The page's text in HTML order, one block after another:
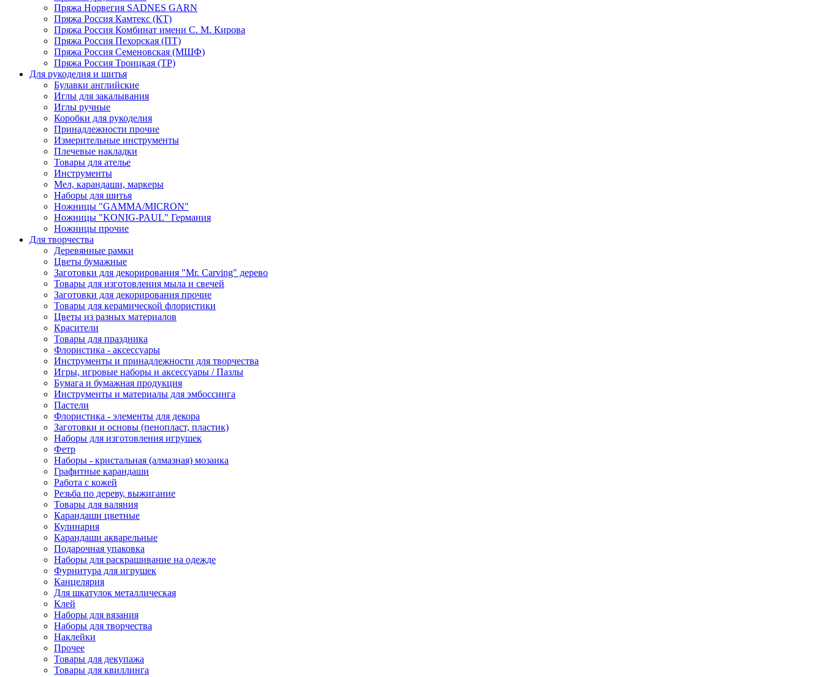
Пряжа Норвегия SADNES GARN
Пряжа Россия Камтекс (КТ)
Пряжа Россия Комбинат имени С. М. Кирова
Пряжа Россия Пехорская (ПТ)
Пряжа Россия Семеновская (МШФ)
Пряжа Россия Троицкая (ТР)
Для рукоделия и шитья
Булавки английские
Иглы для закалывания
Иглы ручные
Коробки для рукоделия
Принадлежности прочие
Измерительные инструменты
Плечевые накладки
Товары для ателье
Инструменты
Мел, карандаши, маркеры
Наборы для шитья
Ножницы "GAMMA/MICRON"
Ножницы "KONIG-PAUL" Германия
Ножницы прочие
Для творчества
Деревянные рамки
Цветы бумажные
Заготовки для декорирования "Mr. Carving" дерево
Товары для изготовления мыла и свечей
Заготовки для декорирования прочие
Товары для керамической флористики
Цветы из разных материалов
Красители
Товары для праздника
Флористика - аксессуары
Инструменты и принадлежности для творчества
Игры, игровые наборы и аксессуары / Пазлы
Бумага и бумажная продукция
Инструменты и материалы для эмбоссинга
Пастели
Флористика - элементы для декора
Заготовки и основы (пенопласт, пластик)
Наборы для изготовления игрушек
Фетр
Наборы - кристальная (алмазная) мозаика
Графитные карандаши
Работа с кожей
Резьба по дереву, выжигание
Товары для валяния
Карандаши цветные
Кулинария
Карандаши акварельные
Подарочная упаковка
Наборы для раскрашивание на одежде
Фурнитура для игрушек
Канцелярия
Для шкатулок металлическая
Клей
Наборы для вязания
Наборы для творчества
Наклейки
Прочее
Товары для декупажа
Товары для квиллинга